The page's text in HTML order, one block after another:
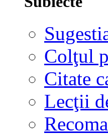
Colţul
Citate
Lecţii